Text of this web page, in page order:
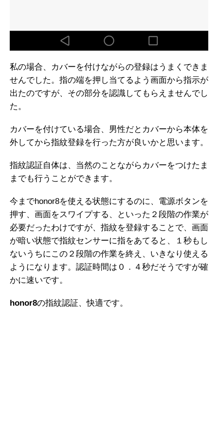
私の場合、カバーを付けながらの登録はうまくできま
せんでした。指の端を押し当てるよう画面から指示が
出たのですが、その部分を認識してもらえませんでし
た。
カバーを付けている場合、男性だとカバーから本体を
外してから指紋登録を行った方が良いかと思います。
指紋認証自体は、当然のことながらカバーをつけたま
までも行うことができます。
今までhonor8を使える状態にするのに、電源ボタンを
押す、画面をスワイプする、といった２段階の作業が
必要だったわけですが、指紋を登録することで、画面
が暗い状態で指紋センサーに指をあてると、１秒もし
ないうちにこの２段階の作業を終え、いきなり使える
ようになります。認証時間は０．４秒だそうですが確
かに速いです。
honor8の指紋認証、快適です。